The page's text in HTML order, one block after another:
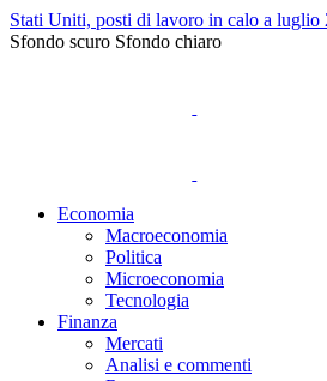
Stati Uniti, posti di lavoro in calo a
Sfondo scuro Sfondo chiaro
Economia
Macroeconomia
Politica
Microeconomia
Tecnologia
Finanza
Mercati
Analisi e commenti